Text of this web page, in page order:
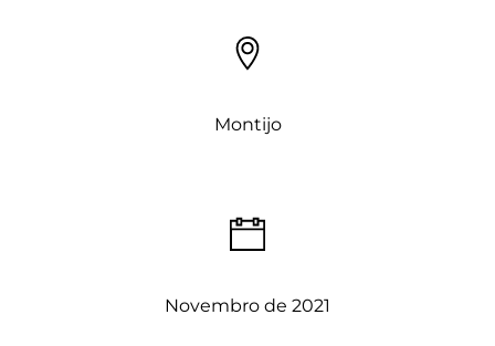
Montijo
Novembro de 2021